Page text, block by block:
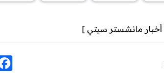
أخبار مانشستر سيتي ]